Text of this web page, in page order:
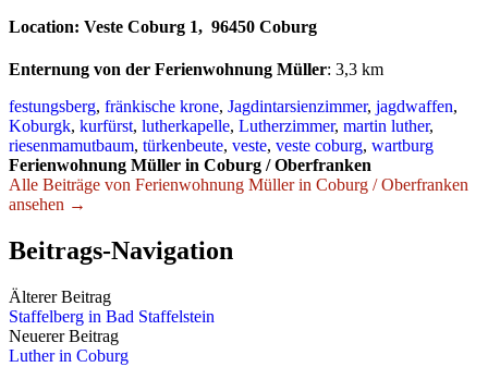
Location: Veste Coburg 1, 96450 Coburg
Enternung von der Ferienwohnung Müller: 3,3 km
festungsberg, fränkische krone, Jagdintarsienzimmer, jagdwaffen,
Koburgk, kurfürst, lutherkapelle, Lutherzimmer, martin luther,
riesenmamutbaum, türkenbeute, veste, veste coburg, wartburg
Ferienwohnung Müller in Coburg / Oberfranken
Alle Beiträge von Ferienwohnung Müller in Coburg / Oberfranken
ansehen →
Beitrags-Navigation
Älterer Beitrag
Staffelberg in Bad Staffelstein
Neuerer Beitrag
Luther in Coburg